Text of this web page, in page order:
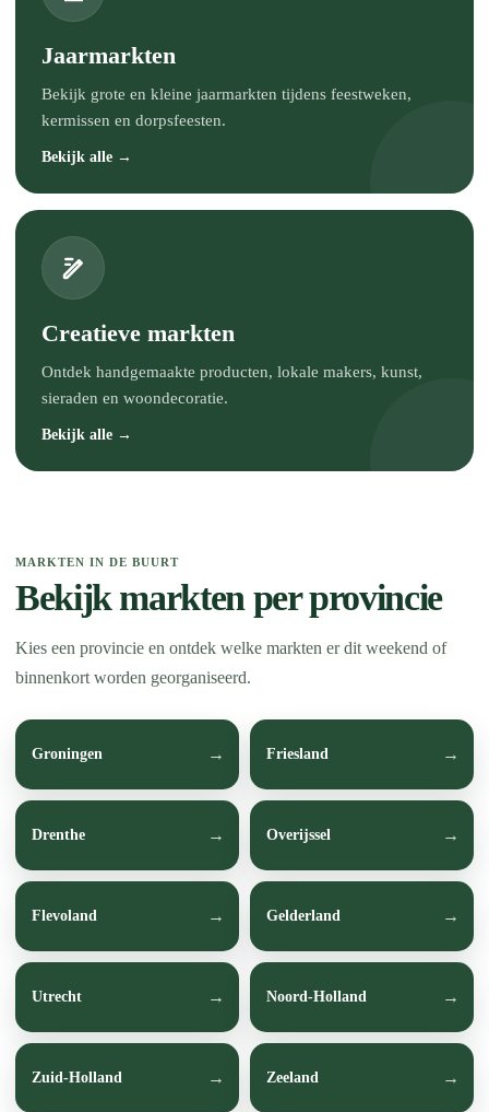
Jaarmarkten
Bekijk grote en kleine jaarmarkten tijdens feestweken,
kermissen en dorpsfeesten.
Bekijk alle →
Creatieve markten
Ontdek handgemaakte producten, lokale makers, kunst,
sieraden en woondecoratie.
Bekijk alle →
MARKTEN IN DE BUURT
Bekijk markten per provincie
Kies een provincie en ontdek welke markten er dit weekend of
binnenkort worden georganiseerd.
Groningen Friesland
Drenthe Overijssel
Flevoland Gelderland
Utrecht Noord-Holland
Zuid-Holland Zeeland